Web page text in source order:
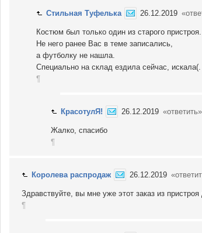
Стильная Туфелька 26.12.2019
Костюм был только один из старого пристроя.
Не него ранее Вас в теме записались,
а футболку не нашла.
Специально на склад ездила сейчас, искала(.
¶
КрасотулЯ! 26.12.2019 «ответить»
Жалко, спасибо
¶
Королева распродаж 26.12.2019
Здравствуйте, вы мне уже этот заказ из
¶